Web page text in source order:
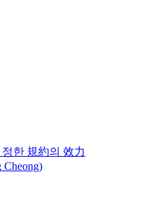
한 規約의 效力
Cheong)